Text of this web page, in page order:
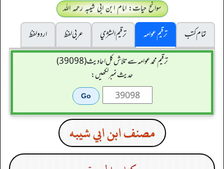
سوانح حیات: امام ابن ابی شیبہ رحمہ اللہ
تمام کتب
ترقیم عوامہ ترقيم الشژي عربی لفظ
اردو لفظ
ترقیم محمدعوامہ سے تلاش کل احادیث (39098)
حدیث نمبر لکھیں:
مصنف ابن ابي شيبه